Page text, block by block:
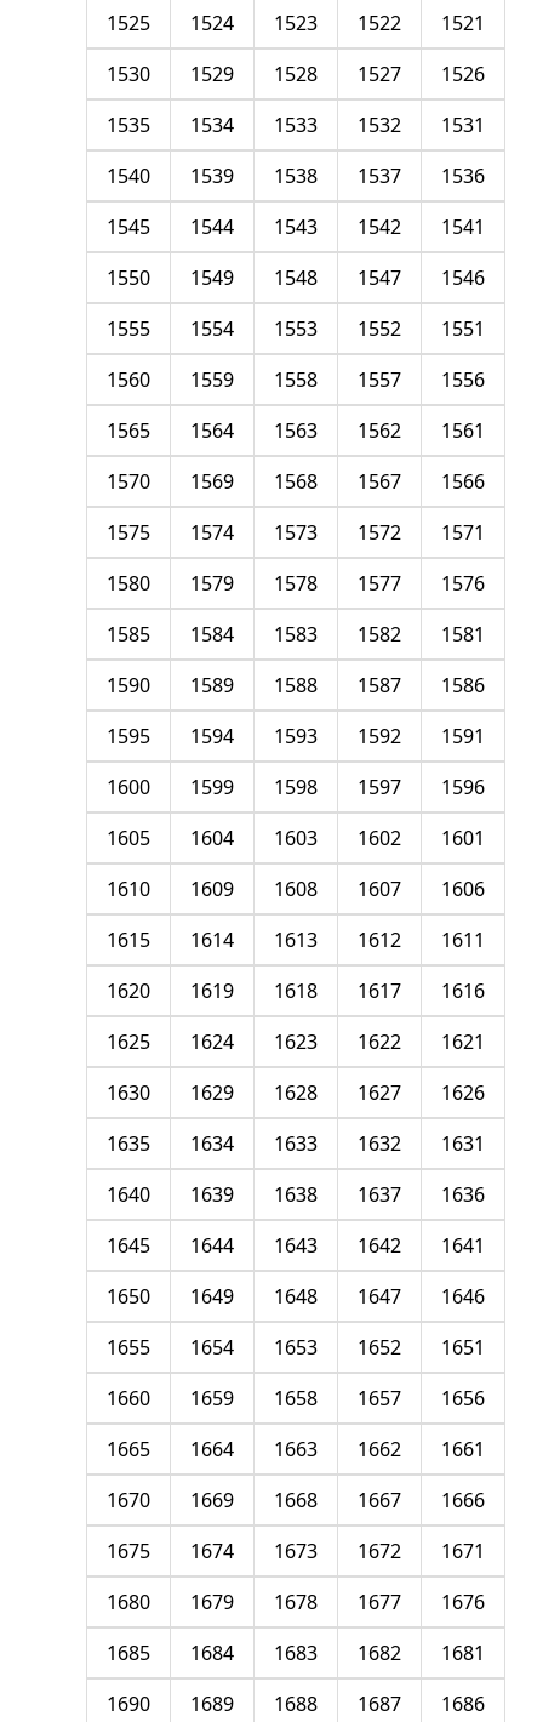
1521
1522
1523
1524
1525
1526
1527
1528
1529
1530
1531
1532
1533
1534
1535
1536
1537
1538
1539
1540
1541
1542
1543
1544
1545
1546
1547
1548
1549
1550
1551
1552
1553
1554
1555
1556
1557
1558
1559
1560
1561
1562
1563
1564
1565
1566
1567
1568
1569
1570
1571
1572
1573
1574
1575
1576
1577
1578
1579
1580
1581
1582
1583
1584
1585
1586
1587
1588
1589
1590
1591
1592
1593
1594
1595
1596
1597
1598
1599
1600
1601
1602
1603
1604
1605
1606
1607
1608
1609
1610
1611
1612
1613
1614
1615
1616
1617
1618
1619
1620
1621
1622
1623
1624
1625
1626
1627
1628
1629
1630
1631
1632
1633
1634
1635
1636
1637
1638
1639
1640
1641
1642
1643
1644
1645
1646
1647
1648
1649
1650
1651
1652
1653
1654
1655
1656
1657
1658
1659
1660
1661
1662
1663
1664
1665
1666
1667
1668
1669
1670
1671
1672
1673
1674
1675
1676
1677
1678
1679
1680
1681
1682
1683
1684
1685
1686
1687
1688
1689
1690